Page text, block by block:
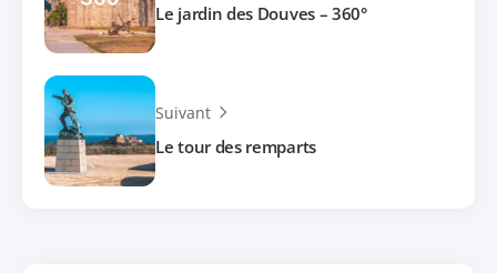
Le jardin des Douves – 360°
Suivant
Le tour des remparts